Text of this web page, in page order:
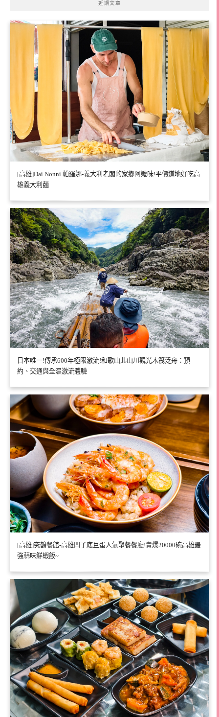
近期文章
[高雄]Dai Nonni 帕羅娜-義大利老闆的家鄉阿嬤味!平價道地好吃高
雄義大利麵
日本唯一!傳承600年極限激流!和歌山北山川觀光木筏泛舟：預
約、交通與全濕激流體驗
[高雄]究鶴餐館-高雄凹子底巨蛋人氣聚餐餐廳!賣爆20000碗高雄最
強蒜味鮮蝦飯~